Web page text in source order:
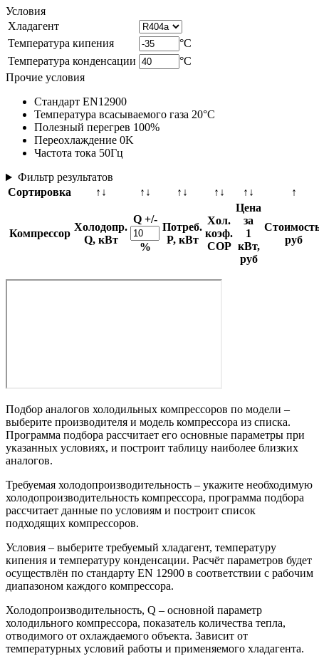
Условия
Хладагент
Температура кипения
°C
Температура конденсации
°C
Прочие условия
Стандарт EN12900
Температура всасываемого газа 20°C
Полезный перегрев 100%
Переохлаждение 0K
Частота тока 50Гц
Фильтр результатов
Сортировка
↑↓ ↑↓ ↑↓ ↑↓ ↑↓ ↑
Компрессор
Холодопр.
Q, кВт
Q +/-
%
Потреб.
P, кВт
Хол.
коэф.
COP
Цена
за
1
кВт,
руб
руб
Подбор аналогов холодильных компрессоров по модели –
выберите производителя и модель компрессора из списка.
Программа подбора рассчитает его основные параметры при
указанных условиях, и построит таблицу наиболее близких
аналогов.
Требуемая холодопроизводительность – укажите необходимую
холодопроизводительность компрессора, программа подбора
рассчитает данные по условиям и построит список
подходящих компрессоров.
Условия – выберите требуемый хладагент, температуру
кипения и температуру конденсации. Расчёт параметров будет
осуществлён по стандарту EN 12900 в соответствии с рабочим
диапазоном каждого компрессора.
Холодопроизводительность, Q – основной параметр
холодильного компрессора, показатель количества тепла,
отводимого от охлаждаемого объекта. Зависит от
температурных условий работы и применяемого хладагента.